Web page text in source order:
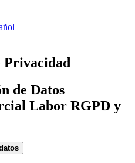
Privacidad
de Datos
Labor RGPD y